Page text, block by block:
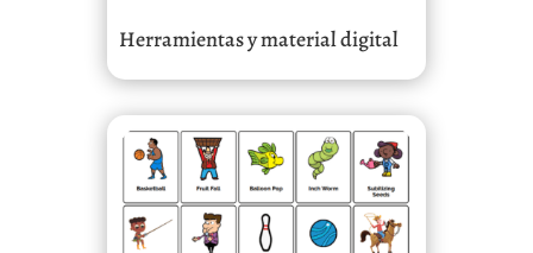
Herramientas y material digital